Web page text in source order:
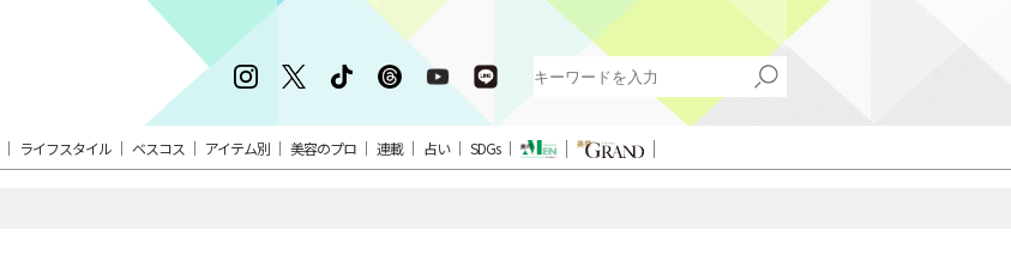
ライフスタイル ベスコス アイテム別 美容のプロ 連載 占い SDGs